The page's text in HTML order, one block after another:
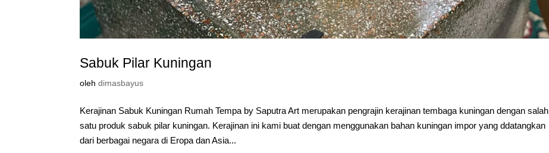
Sabuk Pilar Kuningan
olehdimasbayus
Kerajinan Sabuk Kuningan Rumah Tempa by Saputra Art merupakan pengrajin kerajinan tembaga kuningan dengan salah
satu produk sabuk pilar kuningan. Kerajinan ini kami buat dengan menggunakan bahan kuningan impor yang ddatangkan
dari berbagai negara di Eropa dan Asia...